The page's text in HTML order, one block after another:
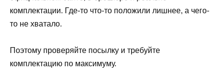
комплектации. Где-то что-то положили лишнее, а чего-
то не хватало.
Поэтому проверяйте посылку и требуйте
комплектацию по максимуму.